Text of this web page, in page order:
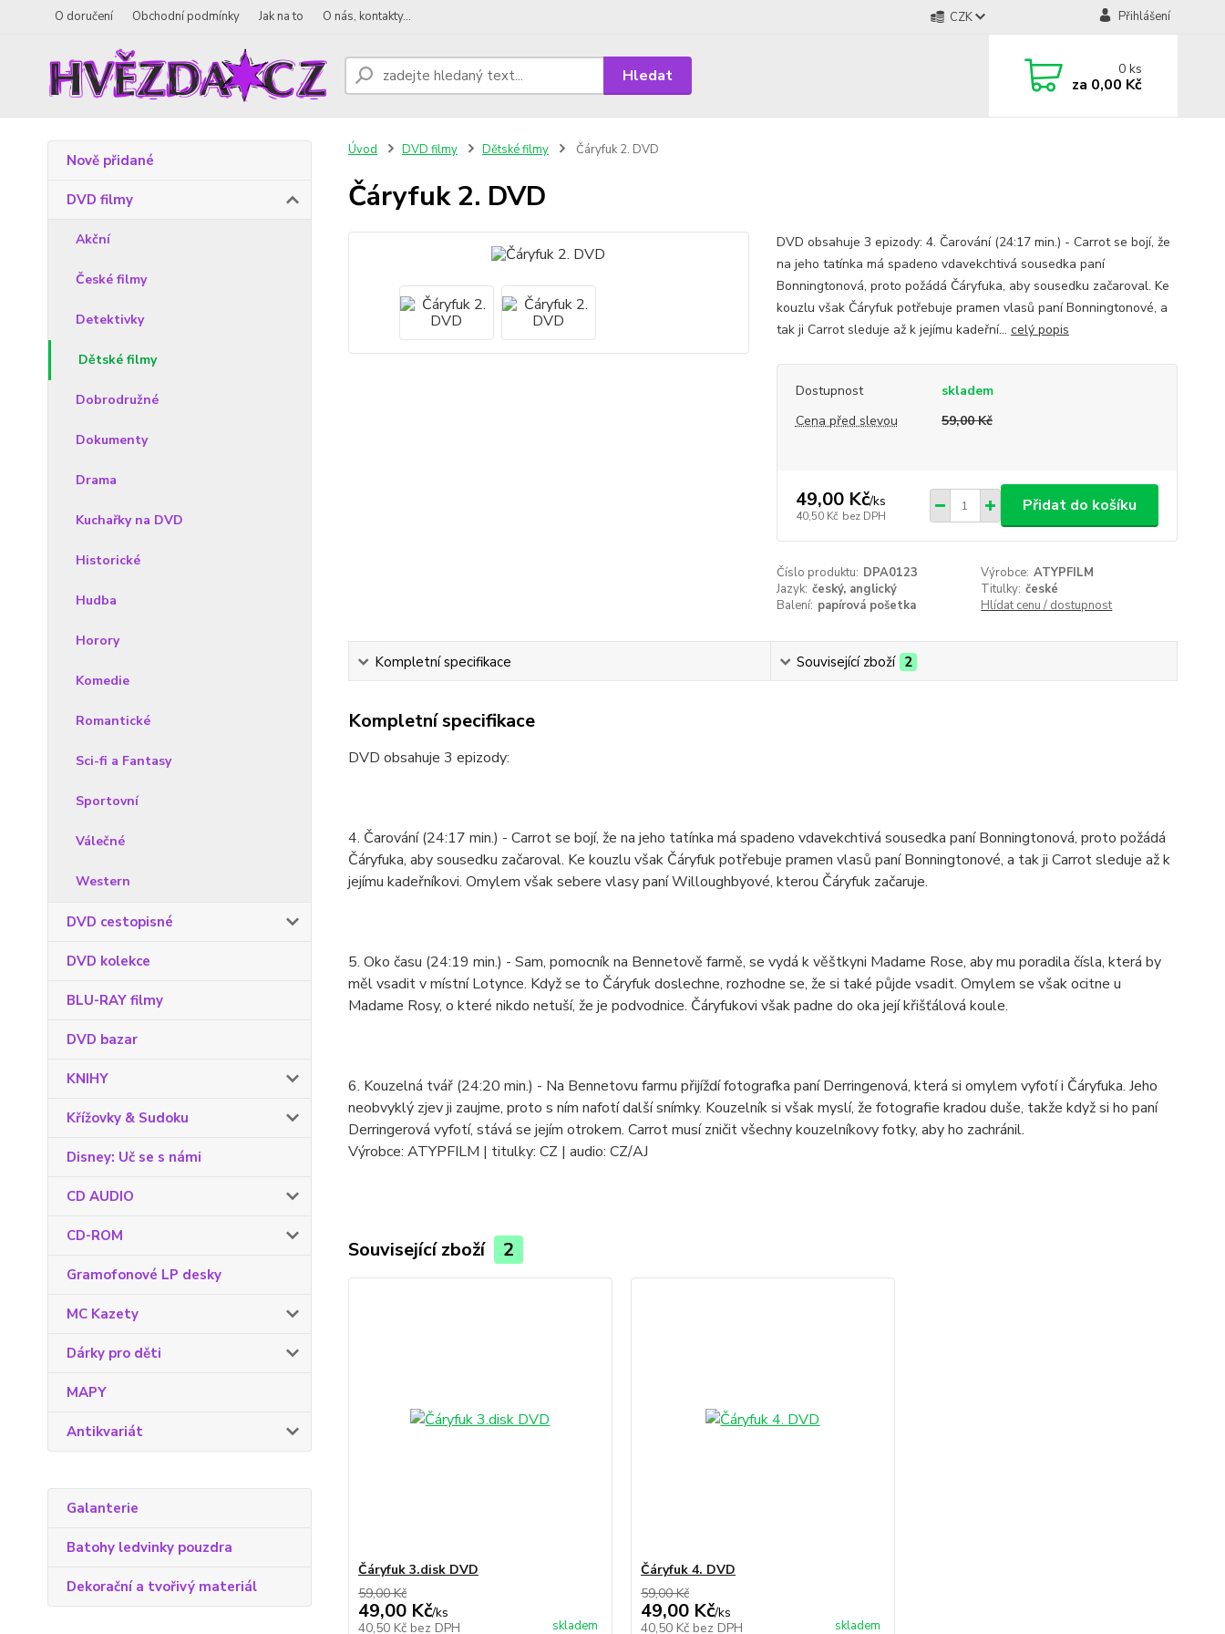
O doručení Obchodní podmínky Jak na to O nás, kontakty... CZK Přihlášení
Hledat 0ks
za 0,00 Kč
Nově přidané
DVD filmy
Akční
České filmy
Detektivky
Dětské filmy
Dobrodružné
Dokumenty
Drama
Kuchařky na DVD
Historické
Hudba
Horory
Komedie
Romantické
Sci-fi a Fantasy
Sportovní
Válečné
Western
DVD cestopisné
DVD kolekce
BLU-RAY filmy
DVD bazar
KNIHY
Křížovky & Sudoku
Disney: Uč se s námi
CD AUDIO
CD-ROM
Gramofonové LP desky
MC Kazety
Dárky pro děti
MAPY
Antikvariát
Galanterie
Batohy ledvinky pouzdra
Dekorační a tvořivý materiál
Úvod DVD filmy Dětské filmy Čáryfuk 2. DVD
Čáryfuk 2. DVD
DVD obsahuje 3 epizody: 4. Čarování (24:17 min.) - Carrot se bojí, že
na jeho tatínka má spadeno vdavekchtivá sousedka paní
Bonningtonová, proto požádá Čáryfuka, aby sousedku začaroval. Ke
kouzlu však Čáryfuk potřebuje pramen vlasů paní Bonningtonové, a
tak ji Carrot sleduje až k jejímu kadeřní... celý popis
Dostupnost
skladem
Cena před slevou
59,00 Kč
49,00 Kč/ks
40,50 Kč bez DPH
Přidat do košíku
Číslo produktu: DPA0123 Výrobce: ATYPFILM
Jazyk: český, anglický Titulky: české
Balení: papírová pošetka Hlídat cenu / dostupnost
Kompletní specifikace Související zboží 2
Kompletní specifikace
DVD obsahuje 3 epizody:
4. Čarování (24:17 min.) - Carrot se bojí, že na jeho tatínka má spadeno vdavekchtivá sousedka paní Bonningtonová, proto požádá
Čáryfuka, aby sousedku začaroval. Ke kouzlu však Čáryfuk potřebuje pramen vlasů paní Bonningtonové, a tak ji Carrot sleduje až k
jejímu kadeřníkovi. Omylem však sebere vlasy paní Willoughbyové, kterou Čáryfuk začaruje.
5. Oko času (24:19 min.) - Sam, pomocník na Bennetově farmě, se vydá k věštkyni Madame Rose, aby mu poradila čísla, která by
měl vsadit v místní Lotynce. Když se to Čáryfuk doslechne, rozhodne se, že si také půjde vsadit. Omylem se však ocitne u
Madame Rosy, o které nikdo netuší, že je podvodnice. Čáryfukovi však padne do oka její křišťálová koule.
6. Kouzelná tvář (24:20 min.) - Na Bennetovu farmu přijíždí fotografka paní Derringenová, která si omylem vyfotí i Čáryfuka. Jeho
neobvyklý zjev ji zaujme, proto s ním nafotí další snímky. Kouzelník si však myslí, že fotografie kradou duše, takže když si ho paní
Derringerová vyfotí, stává se jejím otrokem. Carrot musí zničit všechny kouzelníkovy fotky, aby ho zachránil.
Výrobce: ATYPFILM | titulky: CZ | audio: CZ/AJ
Související zboží 2
Čáryfuk 3.disk DVD
59,00 Kč
49,00 Kč/ks
40,50 Kč bez DPH skladem
Čáryfuk 4. DVD
59,00 Kč
49,00 Kč/ks
40,50 Kč bez DPH skladem